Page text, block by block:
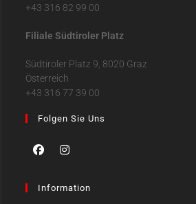
+43 316 82 99 00
Filiale Südtiroler Platz
Südtiroler Platz 9, 8020 Graz
Österreich
+43 316 77 39 00
Folgen Sie Uns
Information